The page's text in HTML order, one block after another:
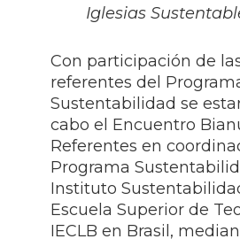
Iglesias
Con participación de
referentes del
Sustentabilidad se
cabo el Encuentro
Referentes en
Programa
Instituto
Escuela Superior de
IECLB en Brasil,